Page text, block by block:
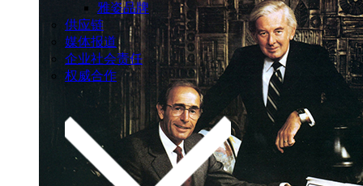
雅姿品牌
供应链
媒体报道
企业社会责任
权威合作